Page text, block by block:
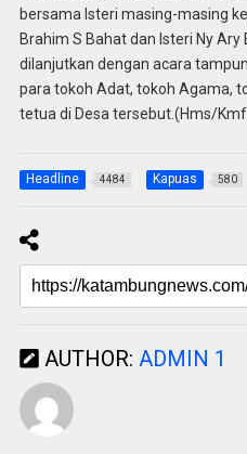
bersama Isteri masing-masing
Brahim S Bahat dan Isteri Ny Ary
dilanjutkan dengan acara
para tokoh Adat, tokoh Agama,
tetua di Desa tersebut.(Hms/
Headline 4484 Kapuas 580
AUTHOR: ADMIN 1